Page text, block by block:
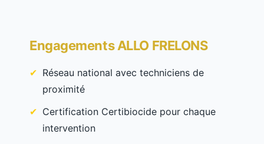
Engagements ALLO FRELONS
Réseau national avec techniciens de
proximité
Certification Certibiocide pour chaque
intervention